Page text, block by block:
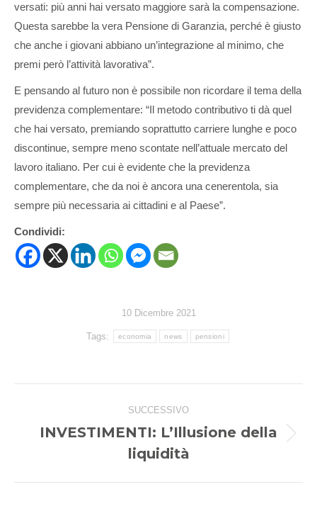
versati: più anni hai versato maggiore sarà la compensazione.
Questa sarebbe la vera Pensione di Garanzia, perché è giusto
che anche i giovani abbiano un’integrazione al minimo, che
premi però l’attività lavorativa”.
E pensando al futuro non è possibile non ricordare il tema della
previdenza complementare: “Il metodo contributivo ti dà quel
che hai versato, premiando soprattutto carriere lunghe e poco
discontinue, sempre meno scontate nell’attuale mercato del
lavoro italiano. Per cui è evidente che la previdenza
complementare, che da noi è ancora una cenerentola, sia
sempre più necessaria ai cittadini e al Paese”.
Condividi:
10 Dicembre 2021
Tags: economia news pensioni
SUCCESSIVO
post:
INVESTIMENTI: L’Illusione della
liquidità